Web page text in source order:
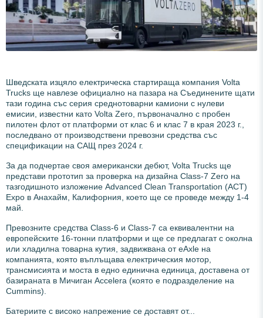
Шведската изцяло електрическа стартираща компания Volta
Trucks ще навлезе официално на пазара на Съединените щати
тази година със серия среднотоварни камиони с нулеви
емисии, известни като Volta Zero, първоначално с пробен
пилотен флот от платформи от клас 6 и клас 7 в края 2023 г.,
последвано от производствени превозни средства със
спецификации на САЩ през 2024 г.
За да подчертае своя американски дебют, Volta Trucks ще
представи прототип за проверка на дизайна Class-7 Zero на
тазгодишното изложение Advanced Clean Transportation (ACT)
Expo в Анахайм, Калифорния, което ще се проведе между 1-4
май.
Превозните средства Class-6 и Class-7 са еквивалентни на
европейските 16-тонни платформи и ще се предлагат с околна
или хладилна товарна кутия, задвижвана от eAxle на
компанията, която въплъщава електрическия мотор,
трансмисията и моста в едно единична единица, доставена от
базираната в Мичиган Accelera (която е подразделение на
Cummins).
Батериите с високо напрежение се доставят от...